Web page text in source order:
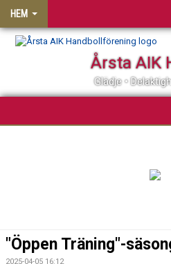
HEM
Årsta AIK
Glädje •
KLUBBSHOP
"Öppen Träning"-
2025-04-05 16:12